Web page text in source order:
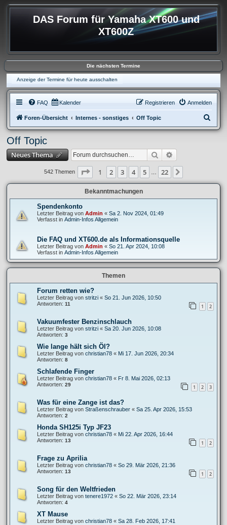
DAS Forum für Yamaha XT600 und
XT600Z
Die nächsten Termine
Anzeige der Termine für heute ausschalten
FAQ Kalender Anmelden
Registrieren
Foren-Übersicht Internes - sonstiges Off Topic
u
Off Topic
Neues Thema Suche
542 Themen Seite 1von 22
1 2 3 4 5 22
Bekanntmachungen
Spendenkonto
Letzter Beitrag von Admin « Sa 2. Nov 2024, 01:49
Verfasst in Admin-Infos Allgemein
Die FAQ und XT600.de als Informationsquelle
Letzter Beitrag von Admin « So 21. Apr 2024, 10:08
Verfasst in Admin-Infos Allgemein
Themen
Forum retten wie?
Letzter Beitrag von stritzi « So 21. Jun 2026, 10:50
Antworten: 11 1 2
Vakuumfester Benzinschlauch
Letzter Beitrag von stritzi « Sa 20. Jun 2026, 10:08
Antworten: 3
Wie lange hält sich Öl?
Letzter Beitrag von christian78 « Mi 17. Jun 2026, 20:34
Antworten: 8
Schlafende Finger
Letzter Beitrag von christian78 « Fr 8. Mai 2026, 02:13
Antworten: 29 1 2 3
Was für eine Zange ist das?
Letzter Beitrag von Straßenschrauber « Sa 25. Apr 2026, 15:53
Antworten: 2
Honda SH125i Typ JF23
Letzter Beitrag von christian78 « Mi 22. Apr 2026, 16:44
Antworten: 13 1 2
Frage zu Aprilia
Letzter Beitrag von christian78 « So 29. Mär 2026, 21:36
Antworten: 13 1 2
Song für den Weltfrieden
Letzter Beitrag von tenere1972 « So 22. Mär 2026, 23:14
Antworten: 4
XT Mause
Letzter Beitrag von christian78 « Sa 28. Feb 2026, 17:41